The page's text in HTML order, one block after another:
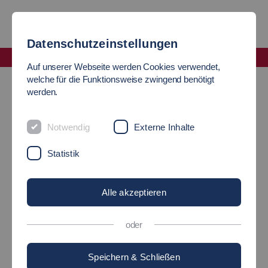
Labor IT Sicherheit
Labor IT-Sicherheit
Sichere Computersysteme
Datenschutzeinstellungen
Auf unserer Webseite werden Cookies verwendet,
welche für die Funktionsweise zwingend benötigt
werden.
Notwendig Externe Inhalte
Statistik
Alle akzeptieren
oder
Speichern & Schließen